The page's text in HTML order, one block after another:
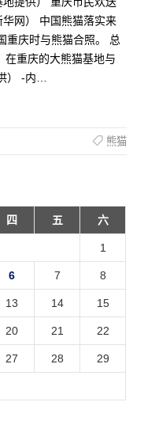
华网） 中国熊猫落实来
重庆时与熊猫合照。 总
在重庆的大熊猫基地与
） -内…
熊猫
四 五 六
1
6 7 8
13 14 15
20 21 22
27 28 29